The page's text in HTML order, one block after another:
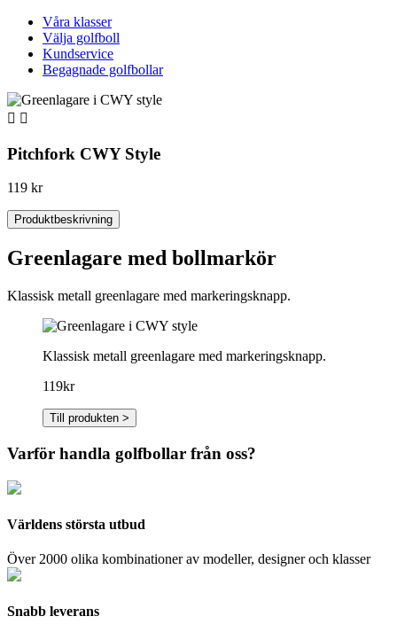
Våra klasser
Välja golfboll
Kundservice
Begagnade golfbollar
 
Pitchfork CWY Style
119 kr
Produktbeskrivning
Greenlagare med bollmarkör
Klassisk metall greenlagare med markeringsknapp.
Klassisk metall greenlagare med markeringsknapp.
119kr
Till produkten >
Varför handla golfbollar från oss?
Världens största utbud
Över 2000 olika kombinationer av modeller, designer och klasser
Snabb leverans